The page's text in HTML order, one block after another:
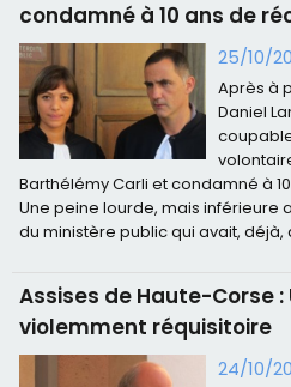
condamné à 10 ans de
25/10/
Après à
Daniel
Barthélémy Carli et condamné à
Une peine lourde, mais inférieure
du ministère public qui avait, déjà,
Assises de Haute-Corse
violemment réquisitoire
24/10/